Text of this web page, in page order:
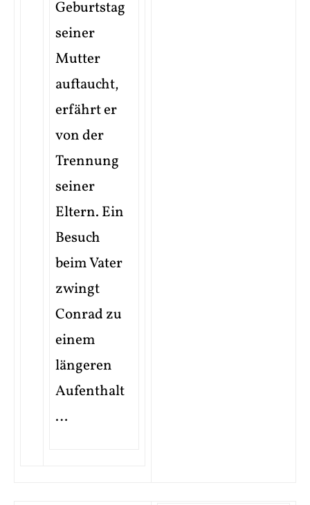
Geburtstag
seiner
Mutter
auftaucht,
erfährt er
von der
Trennung
seiner
Eltern. Ein
Besuch
beim Vater
zwingt
Conrad zu
einem
längeren
Aufenthalt
…